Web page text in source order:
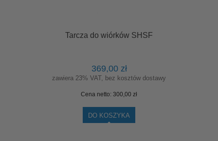
Tarcza do wiórków SHSF
369,00 zł
zawiera 23% VAT, bez kosztów dostawy
Cena netto: 300,00 zł
DO KOSZYKA